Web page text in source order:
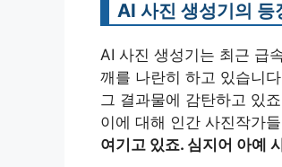
AI 사진 생성기의 등
AI 사진 생성기는 최근 급
깨를 나란히 하고 있습니
그 결과물에 감탄하고 있
이에 대해 인간 사진작가
여기고 있죠. 심지어 아예